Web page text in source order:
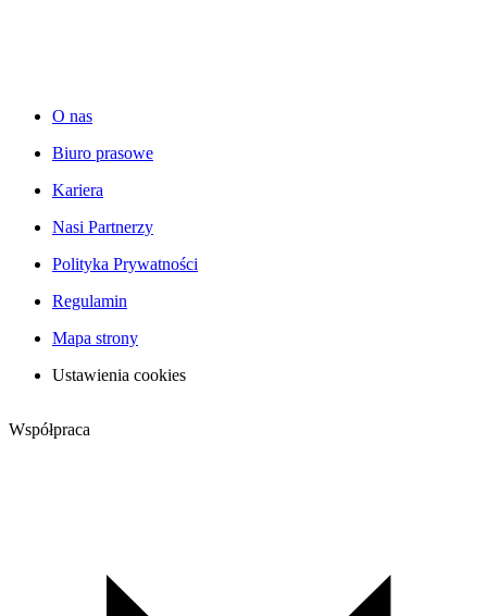
O nas
Biuro prasowe
Kariera
Nasi Partnerzy
Polityka Prywatności
Regulamin
Mapa strony
Ustawienia cookies
Współpraca